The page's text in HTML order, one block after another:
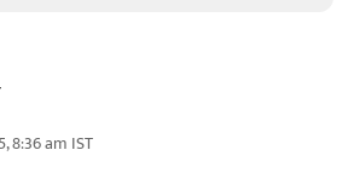
8:36 am IST